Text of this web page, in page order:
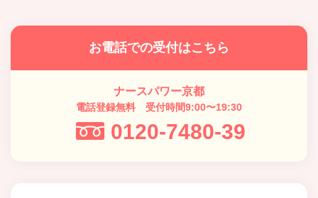
お電話での受付はこちら
ナースパワー京都
電話登録無料 受付時間9:00〜19:30
0120-7480-39